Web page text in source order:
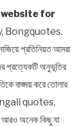
website for
Bongquotes.
প্রতিনিয়ত আমরা
প্রত্যেকটি অনুভূতির
বাঙ্ময় করে তোলার
quotes,
অনেক কিছু যা